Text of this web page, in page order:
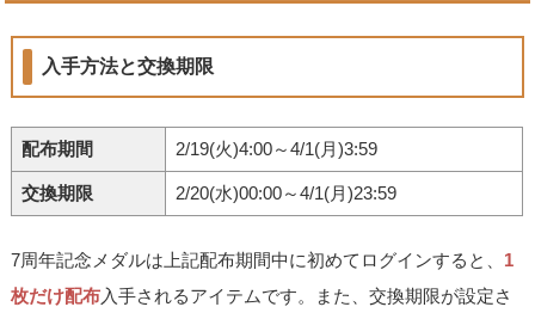
入手方法と交換期限
配布期間 2/19(火)4:00～4/1(月)3:59
交換期限 2/20(水)00:00～4/1(月)23:59
7周年記念メダルは上記配布期間中に初めてログインすると、 1
枚だけ配布入手されるアイテムです。また、交換期限が設定さ